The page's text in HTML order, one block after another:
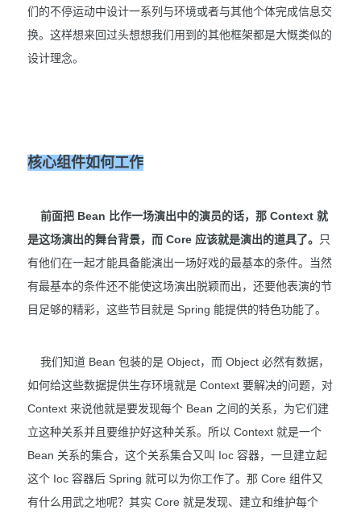
们的不停运动中设计一系列与环境或者与其他个体完成信息交
换。这样想来回过头想想我们用到的其他框架都是大慨类似的
设计理念。
核心组件如何工作
前面把 Bean 比作一场演出中的演员的话，那 Context 就
是这场演出的舞台背景，而 Core 应该就是演出的道具了。
只
有他们在一起才能具备能演出一场好戏的最基本的条件。当然
有最基本的条件还不能使这场演出脱颖而出，还要他表演的节
目足够的精彩，这些节目就是 Spring 能提供的特色功能了。
我们知道 Bean 包装的是 Object，而 Object 必然有数据，
如何给这些数据提供生存环境就是 Context 要解决的问题，对
Context 来说他就是要发现每个 Bean 之间的关系，为它们建
立这种关系并且要维护好这种关系。所以 Context 就是一个
Bean 关系的集合，这个关系集合又叫 Ioc 容器，一旦建立起
这个 Ioc 容器后 Spring 就可以为你工作了。那 Core 组件又
有什么用武之地呢？其实 Core 就是发现、建立和维护每个